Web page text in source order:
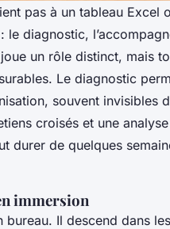
pas à un tableau Excel
diagnostic,
un rôle distinct, mais
Le diagnostic
souvent invisibles
croisés et une
durer de quelques
immersion
bureau. Il descend dans